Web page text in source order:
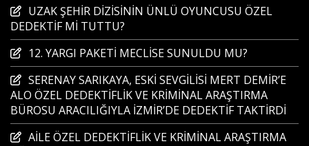
UZAK ŞEHİR DİZİSİNİN ÜNLÜ OYUNCUSU ÖZEL
DEDEKTİF Mİ TUTTU?
12. YARGI PAKETİ MECLİSE SUNULDU MU?
SERENAY SARIKAYA, ESKİ SEVGİLİSİ MERT DEMİR’E
ALO ÖZEL DEDEKTİFLİK VE KRİMİNAL ARAŞTIRMA
BÜROSU ARACILIĞIYLA İZMİR’DE DEDEKTİF TAKTİRDİ
AİLE ÖZEL DEDEKTİFLİK VE KRİMİNAL ARAŞTIRMA